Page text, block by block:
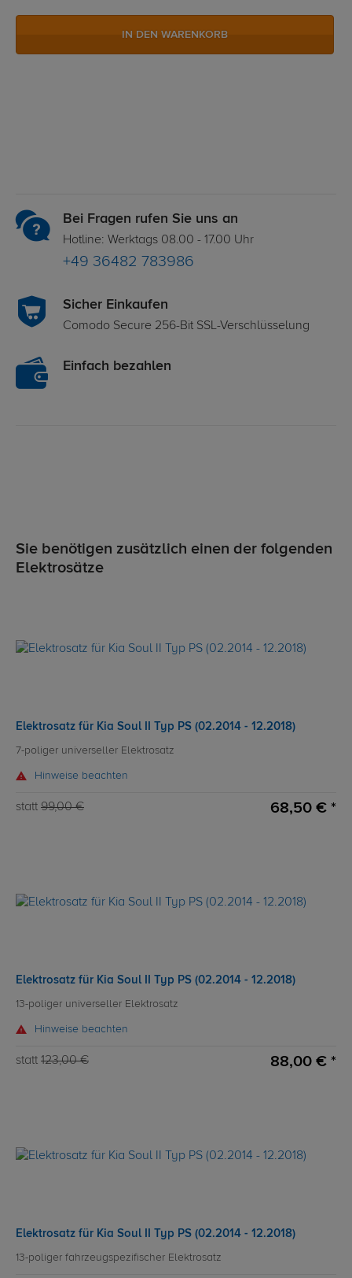
IN DEN WARENKORB
Bei Fragen rufen Sie uns an
Hotline: Werktags 08.00 - 17.00 Uhr
+49 36482 783986
Sicher Einkaufen
Comodo Secure 256-Bit SSL-Verschlüsselung
Einfach bezahlen
Sie benötigen zusätzlich einen der folgenden
Elektrosätze
Elektrosatz für Kia Soul II Typ PS (02.2014 - 12.2018)
7-poliger universeller Elektrosatz
Hinweise beachten
statt 99,00 € 68,50 € *
Elektrosatz für Kia Soul II Typ PS (02.2014 - 12.2018)
13-poliger universeller Elektrosatz
Hinweise beachten
statt 123,00 € 88,00 € *
Elektrosatz für Kia Soul II Typ PS (02.2014 - 12.2018)
13-poliger fahrzeugspezifischer Elektrosatz